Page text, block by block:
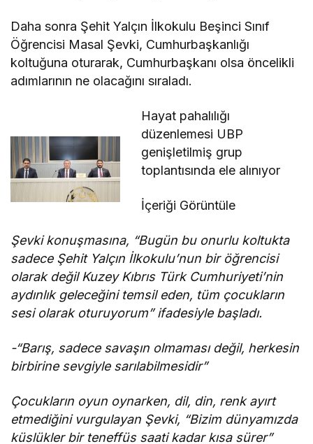
Daha sonra Şehit Yalçın İlkokulu Beşinci Sınıf
Öğrencisi Masal Şevki, Cumhurbaşkanlığı
koltuğuna oturarak, Cumhurbaşkanı olsa öncelikli
adımlarının ne olacağını sıraladı.
Hayat pahalılığı
düzenlemesi UBP
genişletilmiş grup
toplantısında ele alınıyor
İçeriği Görüntüle
Şevki konuşmasına, “Bugün bu onurlu koltukta
sadece Şehit Yalçın İlkokulu’nun bir öğrencisi
olarak değil Kuzey Kıbrıs Türk Cumhuriyeti’nin
aydınlık geleceğini temsil eden, tüm çocukların
sesi olarak oturuyorum” ifadesiyle başladı.
-“Barış, sadece savaşın olmaması değil, herkesin
birbirine sevgiyle sarılabilmesidir”
Çocukların oyun oynarken, dil, din, renk ayırt
etmediğini vurgulayan Şevki, “Bizim dünyamızda
küslükler bir teneffüs saati kadar kısa sürer”